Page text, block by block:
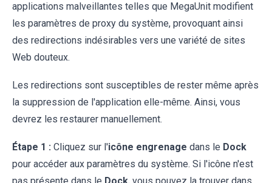
applications malveillantes telles que MegaUnit modifient
les paramètres de proxy du système, provoquant ainsi
des redirections indésirables vers une variété de sites
Web douteux.
Les redirections sont susceptibles de rester même après
la suppression de l'application elle-même. Ainsi, vous
devrez les restaurer manuellement.
Étape 1 : Cliquez sur l'icône engrenage dans le Dock
pour accéder aux paramètres du système. Si l'icône n'est